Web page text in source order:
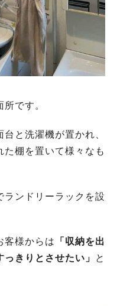
です。
と洗濯機が置かれ、
た棚を置いて様々なも
ランドリーラックを設
客様からは
「収納を出
きりとさせたい」
と